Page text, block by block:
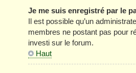
Je me suis enregistré par le
Il est possible qu’un
membres ne postant pas pour
investi sur le forum.
Haut